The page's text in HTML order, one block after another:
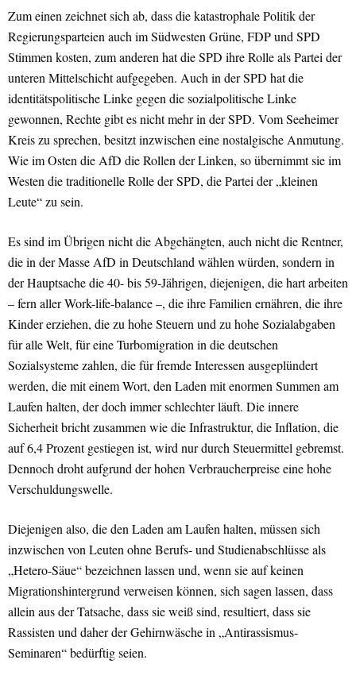
Zum einen zeichnet sich ab, dass die katastrophale Politik der
Regierungsparteien auch im Südwesten Grüne, FDP und SPD
Stimmen kosten, zum anderen hat die SPD ihre Rolle als Partei der
unteren Mittelschicht aufgegeben. Auch in der SPD hat die
identitätspolitische Linke gegen die sozialpolitische Linke
gewonnen, Rechte gibt es nicht mehr in der SPD. Vom Seeheimer
Kreis zu sprechen, besitzt inzwischen eine nostalgische Anmutung.
Wie im Osten die AfD die Rollen der Linken, so übernimmt sie im
Westen die traditionelle Rolle der SPD, die Partei der „kleinen
Leute“ zu sein.
Es sind im Übrigen nicht die Abgehängten, auch nicht die Rentner,
die in der Masse AfD in Deutschland wählen würden, sondern in
der Hauptsache die 40- bis 59-Jährigen, diejenigen, die hart arbeiten
– fern aller Work-life-balance –, die ihre Familien ernähren, die ihre
Kinder erziehen, die zu hohe Steuern und zu hohe Sozialabgaben
für alle Welt, für eine Turbomigration in die deutschen
Sozialsysteme zahlen, die für fremde Interessen ausgeplündert
werden, die mit einem Wort, den Laden mit enormen Summen am
Laufen halten, der doch immer schlechter läuft. Die innere
Sicherheit bricht zusammen wie die Infrastruktur, die Inflation, die
auf 6,4 Prozent gestiegen ist, wird nur durch Steuermittel gebremst.
Dennoch droht aufgrund der hohen Verbraucherpreise eine hohe
Verschuldungswelle.
Diejenigen also, die den Laden am Laufen halten, müssen sich
inzwischen von Leuten ohne Berufs- und Studienabschlüsse als
„Hetero-Säue“ bezeichnen lassen und, wenn sie auf keinen
Migrationshintergrund verweisen können, sich sagen lassen, dass
allein aus der Tatsache, dass sie weiß sind, resultiert, dass sie
Rassisten und daher der Gehirnwäsche in „Antirassismus-
Seminaren“ bedürftig seien.